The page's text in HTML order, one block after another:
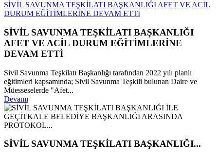
SİVİL SAVUNMA TEŞKİLATI BAŞKANLIĞI AFET VE ACİL
DURUM EĞİTİMLERİNE DEVAM ETTİ
SİVİL SAVUNMA TEŞKİLATI BAŞKANLIĞI
AFET VE ACİL DURUM EĞİTİMLERİNE
DEVAM ETTİ
Sivil Savunma Teşkilatı Başkanlığı tarafından 2022 yılı planlı
eğitimleri kapsamında; Sivil Savunma Teşkili bulunan Daire ve
Müesseselerde "Afet...
Devamı
SİVİL SAVUNMA TEŞKİLATI BAŞKANLIĞI...